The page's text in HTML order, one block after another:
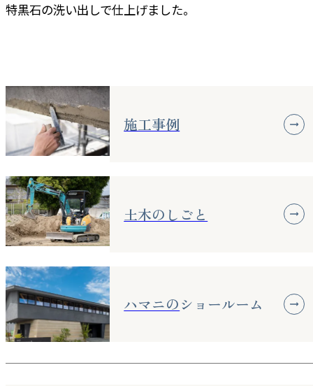
特黒石の洗い出しで仕上げました。
施工事例
土木のしごと
ハマニのショールーム